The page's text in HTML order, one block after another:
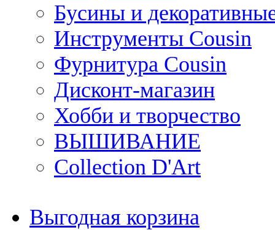
Бусины и
Инструменты Cousin
Фурнитура Cousin
Дисконт-магазин
Хобби и творчество
ВЫШИВАНИЕ
Collection D'Art
Выгодная корзина